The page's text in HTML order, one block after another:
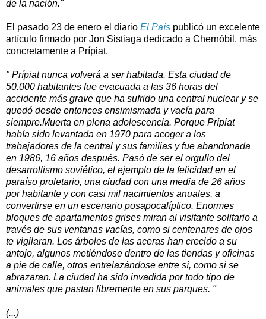
de la nación."
El pasado 23 de enero el diario El País publicó un excelente
artículo firmado por Jon Sistiaga dedicado a Chernóbil, más
concretamente a Prípiat.
" Prípiat nunca volverá a ser habitada. Esta ciudad de
50.000 habitantes fue evacuada a las 36 horas del
accidente más grave que ha sufrido una central nuclear y se
quedó desde entonces ensimismada y vacía para
siempre.Muerta en plena adolescencia. Porque Prípiat
había sido levantada en 1970 para acoger a los
trabajadores de la central y sus familias y fue abandonada
en 1986, 16 años después. Pasó de ser el orgullo del
desarrollismo soviético, el ejemplo de la felicidad en el
paraíso proletario, una ciudad con una media de 26 años
por habitante y con casi mil nacimientos anuales, a
convertirse en un escenario posapocalíptico. Enormes
bloques de apartamentos grises miran al visitante solitario a
través de sus ventanas vacías, como si centenares de ojos
te vigilaran. Los árboles de las aceras han crecido a su
antojo, algunos metiéndose dentro de las tiendas y oficinas
a pie de calle, otros entrelazándose entre sí, como si se
abrazaran. La ciudad ha sido invadida por todo tipo de
animales que pastan libremente en sus parques. "
(...)